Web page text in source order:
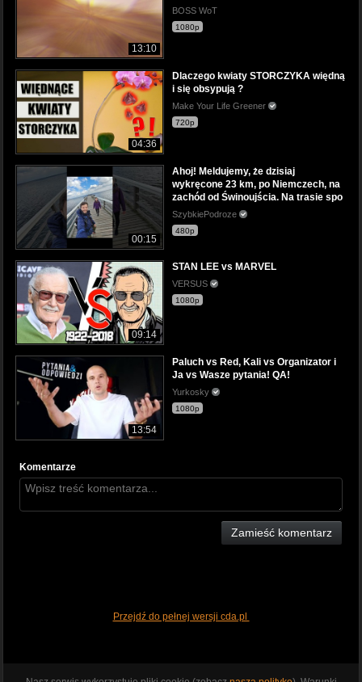
13:10
BOSS WoT
1080p
04:36
Dlaczego kwiaty STORCZYKA więdną
i się obsypują ?
Make Your Life Greener
720p
00:15
Ahoj! Meldujemy, że dzisiaj
wykręcone 23 km, po Niemczech, na
zachód od Świnoujścia. Na trasie spo
SzybkiePodroze
480p
09:14
STAN LEE vs MARVEL
VERSUS
1080p
13:54
Paluch vs Red, Kali vs Organizator i
Ja vs Wasze pytania! QA!
Yurkosky
1080p
Komentarze
Zamieść komentarz
Przejdź do pełnej wersji cda.pl